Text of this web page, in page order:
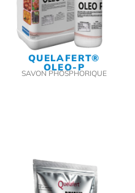
QUELAFERT®
OLEO-P
SAVON PHOSPHORIQUE